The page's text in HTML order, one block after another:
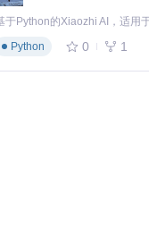
成多个具有相似结构的
Python
0 1